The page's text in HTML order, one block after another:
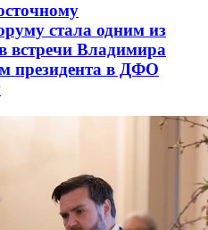
стала одним из
встречи Владимира
президента в ДФО